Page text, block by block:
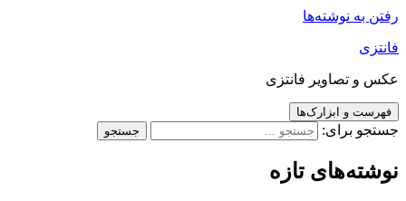
رفتن به نوشته‌ها
فانتزی
عکس و تصاویر فانتزی
فهرست و ابزارک‌ها
جستجو برای:
نوشته‌های تازه